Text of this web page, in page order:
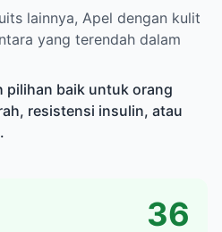
lainnya, Apel dengan kulit
yang terendah dalam
pilihan baik untuk orang
resistensi insulin, atau
36